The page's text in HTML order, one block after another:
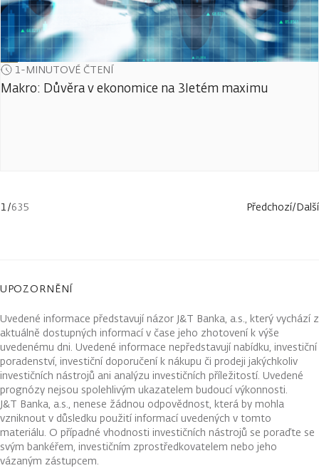
1-MINUTOVÉ ČTENÍ
Makro: Důvěra v ekonomice na 3letém maximu
1/635 Předchozí/Další
UPOZORNĚNÍ
Uvedené informace představují názor J&T Banka, a.s., který vychází z
aktuálně dostupných informací v čase jeho zhotovení k výše
uvedenému dni. Uvedené informace nepředstavují nabídku, investiční
poradenství, investiční doporučení k nákupu či prodeji jakýchkoliv
investičních nástrojů ani analýzu investičních příležitostí. Uvedené
prognózy nejsou spolehlivým ukazatelem budoucí výkonnosti.
J&T Banka, a.s., nenese žádnou odpovědnost, která by mohla
vzniknout v důsledku použití informací uvedených v tomto
materiálu. O případné vhodnosti investičních nástrojů se poraďte se
svým bankéřem, investičním zprostředkovatelem nebo jeho
vázaným zástupcem.